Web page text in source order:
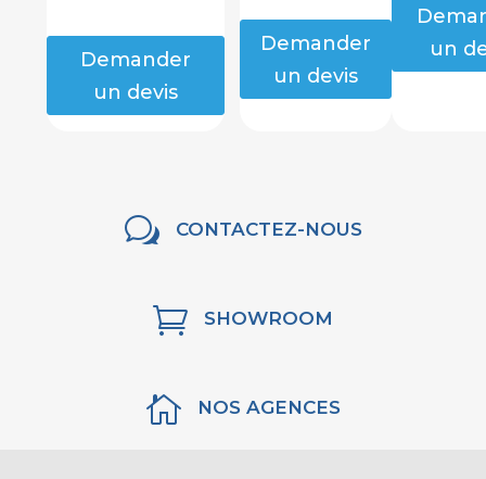
Demander
un devis
Demander
un devis
un
w CONTACTEZ-NOUS
 SHOWROOM
 NOS AGENCES